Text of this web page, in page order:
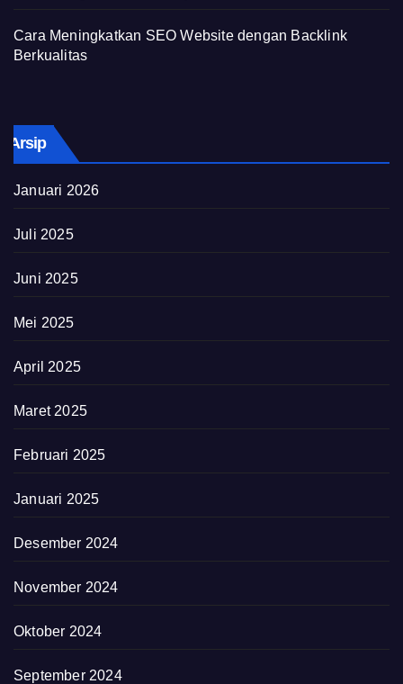
Cara Meningkatkan SEO Website dengan Backlink
Berkualitas
Arsip
Januari 2026
Juli 2025
Juni 2025
Mei 2025
April 2025
Maret 2025
Februari 2025
Januari 2025
Desember 2024
November 2024
Oktober 2024
September 2024